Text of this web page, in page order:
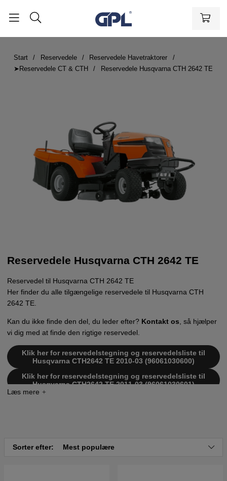
Start Reservedele
Reservedele Havetraktorer
➤Reservedele CT & CTH
Reservedele Husqvarna CTH 2642 TE
Reservedele Husqvarna CTH 2642 TE
Reservedel til Husqvarna CTH 2642 TE
Her finder du alle tilgængelige reservedele til Husqvarna CTH
2642 TE.
Kan du ikke finde den del, du leder efter? Kontakt os , så hjælper
vi dig med at finde den rigtige reservedel.
Klik her for reservedelstegning og reservedelsliste til
Husqvarna CTH2642 TE 2010-03 (96061030600)
Klik her for reservedelstegning og reservedelsliste til
Husqvarna CTH2642 TE 2011-03 (96061030601)
Klik her for reservedelstegning og reservedelsliste til
Sorter efter: Mest populære